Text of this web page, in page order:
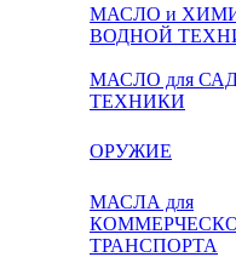
МАСЛО и
ВОДНОЙ
МАСЛО для
ТЕХНИКИ
ОРУЖИЕ
МАСЛА для
ТРАНСПОРТА